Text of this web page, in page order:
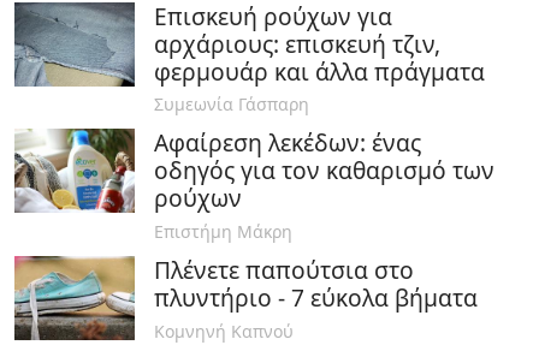
Επισκευή ρούχων για
αρχάριους: επισκευή τζιν,
φερμουάρ και άλλα πράγματα
Συμεωνία Γάσπαρη
Αφαίρεση λεκέδων: ένας
οδηγός για τον καθαρισμό των
ρούχων
Επιστήμη Μάκρη
Πλένετε παπούτσια στο
πλυντήριο - 7 εύκολα βήματα
Κομνηνή Καπνού